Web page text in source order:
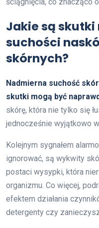
Jakie są
suchości
skórnych?
Nadmierna suchość
skutki mogą być
skórę, która nie tylko się
jednocześnie wyjątkowo
Kolejnym sygnałem
ignorować, są wykwity
postaci wysypki, która
organizmu. Co więcej,
efektem działania
detergenty czy